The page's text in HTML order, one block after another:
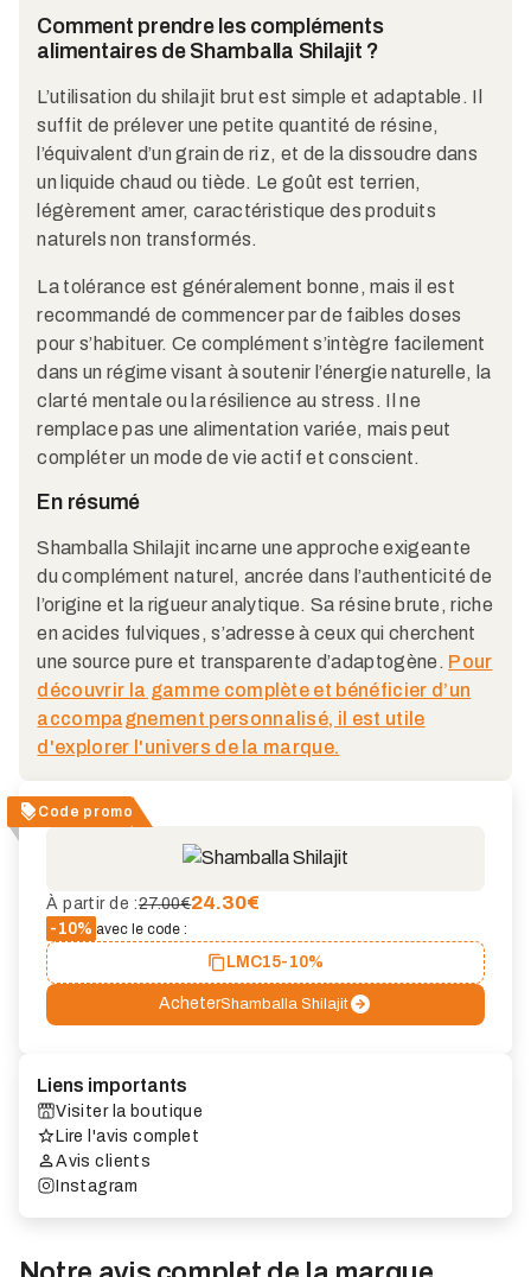
Comment prendre les compléments
alimentaires de Shamballa Shilajit ?
L’utilisation du shilajit brut est simple et adaptable. Il
suffit de prélever une petite quantité de résine,
l’équivalent d’un grain de riz, et de la dissoudre dans
un liquide chaud ou tiède. Le goût est terrien,
légèrement amer, caractéristique des produits
naturels non transformés.
La tolérance est généralement bonne, mais il est
recommandé de commencer par de faibles doses
pour s’habituer. Ce complément s’intègre facilement
dans un régime visant à soutenir l’énergie naturelle, la
clarté mentale ou la résilience au stress. Il ne
remplace pas une alimentation variée, mais peut
compléter un mode de vie actif et conscient.
En résumé
Shamballa Shilajit incarne une approche exigeante
du complément naturel, ancrée dans l’authenticité de
l’origine et la rigueur analytique. Sa résine brute, riche
en acides fulviques, s’adresse à ceux qui cherchent
une source pure et transparente d’adaptogène. Pour
découvrir la gamme complète et bénéficier d’un
accompagnement personnalisé, il est utile
d'explorer l'univers de la marque.
Code promo
À partir de :27.00€24.30€
-10% avec le code :
LMC15-10%
AcheterShamballa Shilajit
Liens importants
Visiter la boutique
Lire l'avis complet
Avis clients
Instagram